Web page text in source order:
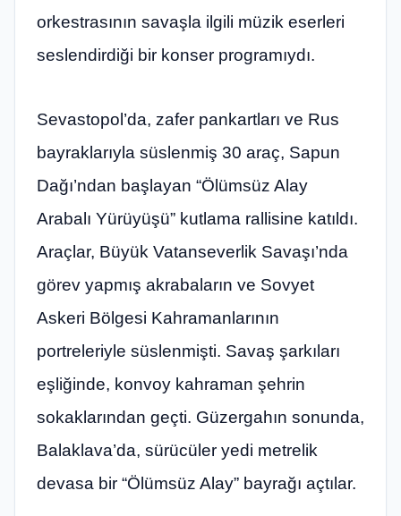
orkestrasının savaşla ilgili müzik eserleri
seslendirdiği bir konser programıydı.
Sevastopol’da, zafer pankartları ve Rus
bayraklarıyla süslenmiş 30 araç, Sapun
Dağı’ndan başlayan “Ölümsüz Alay
Arabalı Yürüyüşü” kutlama rallisine katıldı.
Araçlar, Büyük Vatanseverlik Savaşı’nda
görev yapmış akrabaların ve Sovyet
Askeri Bölgesi Kahramanlarının
portreleriyle süslenmişti. Savaş şarkıları
eşliğinde, konvoy kahraman şehrin
sokaklarından geçti. Güzergahın sonunda,
Balaklava’da, sürücüler yedi metrelik
devasa bir “Ölümsüz Alay” bayrağı açtılar.